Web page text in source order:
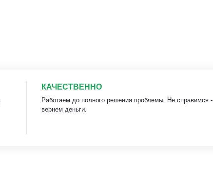
КАЧЕСТВЕННО
Работаем до полного решения проблемы. Не справимся -
вернем деньги.